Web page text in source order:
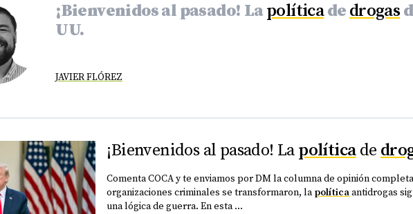
¡Bienvenidos al pasado! Lapolíticade drogas
UU.
JAVIER FLÓREZ
¡Bienvenidos al pasado! La políticade
Comenta COCA y te enviamos por DM la columna de opinión
organizaciones criminales se transformaron, lapolíticaantidrogas
una lógica de guerra. En esta ...